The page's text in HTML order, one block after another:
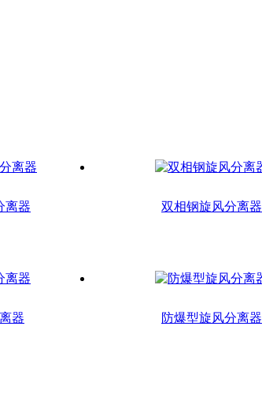
离器 双相钢旋风分离器
器 防爆型旋风分离器